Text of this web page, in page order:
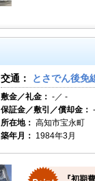
交通： とさでん後免
敷金／礼金： -／ -
保証金／敷引／償却金：
所在地： 高知市宝永町
築年月： 1984年3月
『初期